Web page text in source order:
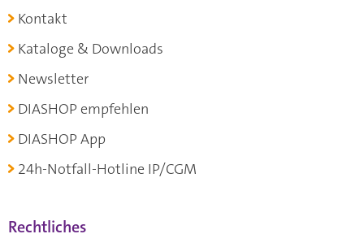
Kontakt
Kataloge & Downloads
Newsletter
DIASHOP empfehlen
DIASHOP App
24h-Notfall-Hotline IP/CGM
Rechtliches